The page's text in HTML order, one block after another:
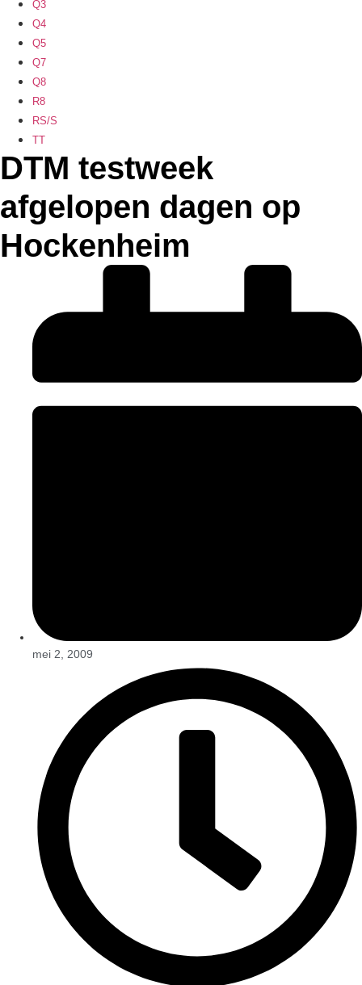
Q3
Q4
Q5
Q7
Q8
R8
RS/S
TT
DTM testweek
afgelopen dagen op
Hockenheim
mei 2, 2009